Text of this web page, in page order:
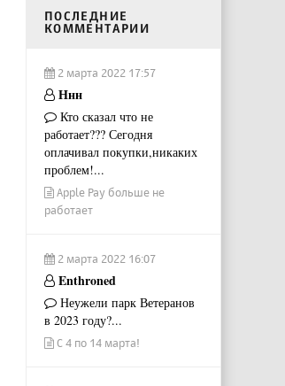
ПОСЛЕДНИЕ
КОММЕНТАРИИ
2 марта 2022 17:57
Ннн
Кто сказал что не
работает??? Сегодня
оплачивал покупки,никаких
проблем!...
Apple Pay больше не
работает
2 марта 2022 16:07
Enthroned
Неужели парк Ветеранов
в 2023 году?...
С 4 по 14 марта!